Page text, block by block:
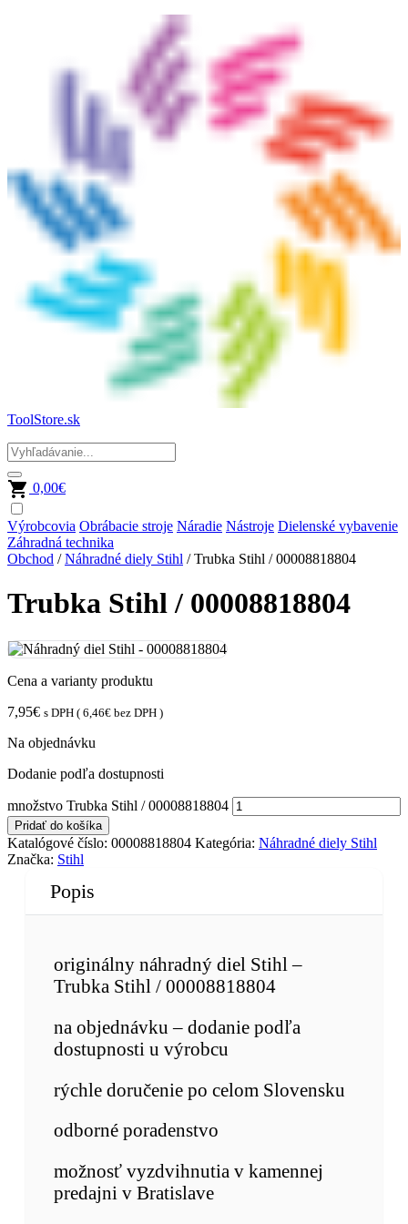
ToolStore.sk
0,00€
Výrobcovia Obrábacie stroje Náradie Nástroje Dielenské vybavenie
Záhradná technika
Obchod /Náhradné diely Stihl / Trubka Stihl / 00008818804
Trubka Stihl / 00008818804
Cena a varianty produktu
7,95€ s DPH ( 6,46€ bez DPH )
Na objednávku
Dodanie podľa dostupnosti
množstvo Trubka Stihl / 00008818804
Pridať do košíka
Katalógové číslo: 00008818804 Kategória: Náhradné diely Stihl
Značka: Stihl
Popis
originálny náhradný diel Stihl –
Trubka Stihl / 00008818804
na objednávku – dodanie podľa
dostupnosti u výrobcu
rýchle doručenie po celom Slovensku
odborné poradenstvo
možnosť vyzdvihnutia v kamennej
predajni v Bratislave